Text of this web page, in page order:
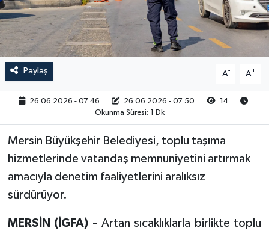
Paylaş A- A+
26.06.2026 - 07:46 26.06.2026 - 07:50
14
Okunma Süresi: 1 Dk
Mersin Büyükşehir Belediyesi, toplu taşıma
hizmetlerinde vatandaş memnuniyetini artırmak
amacıyla denetim faaliyetlerini aralıksız
sürdürüyor.
MERSİN (İGFA) - Artan sıcaklıklarla birlikte toplu
RESMİ İLAN